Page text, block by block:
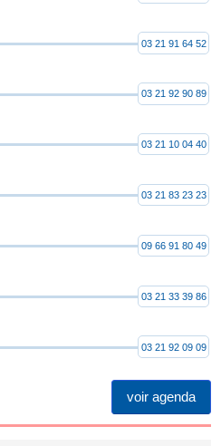
03 21 91 64 52
03 21 92 90 89
03 21 10 04 40
03 21 83 23 23
09 66 91 80 49
03 21 33 39 86
03 21 92 09 09
voir agenda